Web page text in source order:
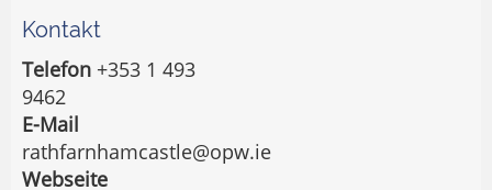
Kontakt
Telefon +353 1 493
9462
E-Mail
rathfarnhamcastle@opw.ie
Webseite